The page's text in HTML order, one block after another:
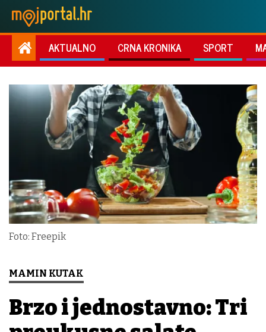
AKTUALNO CRNA KRONIKA SPORT
Foto: Freepik
MAMIN KUTAK
Brzo i jednostavno: Tri